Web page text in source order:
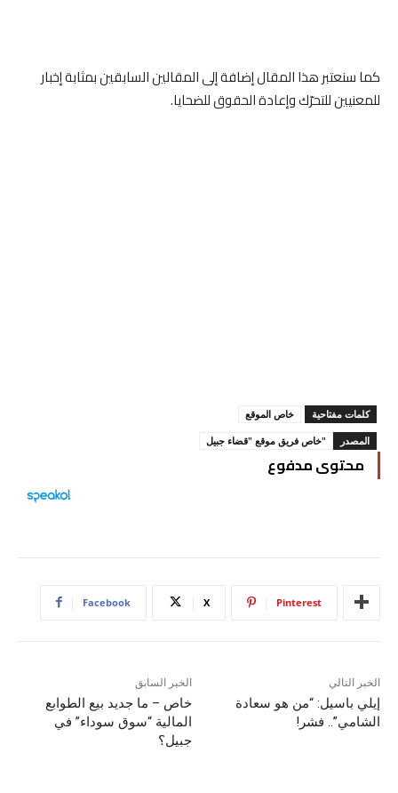
كما سنعتبر هذا المقال إضافة إلى المقالين السابقين بمثابة إخبار
للمعنيين للتحرّك وإعادة الحقوق للضحايا.
كلمات مفتاحية
خاص الموقع
المصدر
"خاص فريق موقع "قضاء جبيل
محتوى مدفوع
Facebook X Pinterest
الخبر السابق
خاص – ما جديد بيع الطوابع
المالية “سوق سوداء” في
جبيل؟
الخبر التالي
إيلي باسيل: “من هو سعادة
الشامي”.. فشر!